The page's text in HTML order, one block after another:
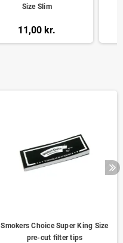
Size Slim
11,00 kr.
Smokers Choice Super King Size
pre-cut filter tips